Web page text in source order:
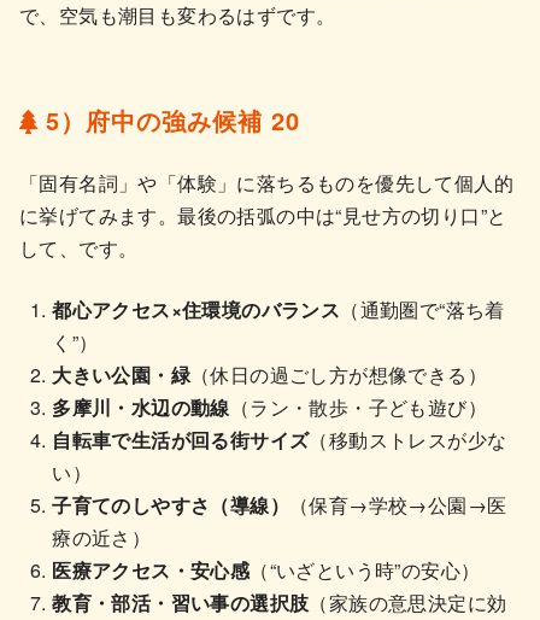
で、空気も潮目も変わるはずです。
5）府中の強み候補 20
「固有名詞」や「体験」に落ちるものを優先して個人的
に挙げてみます。最後の括弧の中は“見せ方の切り口”と
して、です。
都心アクセス×住環境のバランス （通勤圏で“落ち着
く”）
大きい公園・緑（休日の過ごし方が想像できる）
多摩川・水辺の動線 （ラン・散歩・子ども遊び）
自転車で生活が回る街サイズ（移動ストレスが少な
い）
子育てのしやすさ（導線）
（保育→学校→公園→医
療の近さ）
医療アクセス・安心感（“いざという時”の安心）
教育・部活・習い事の選択肢 （家族の意思決定に効